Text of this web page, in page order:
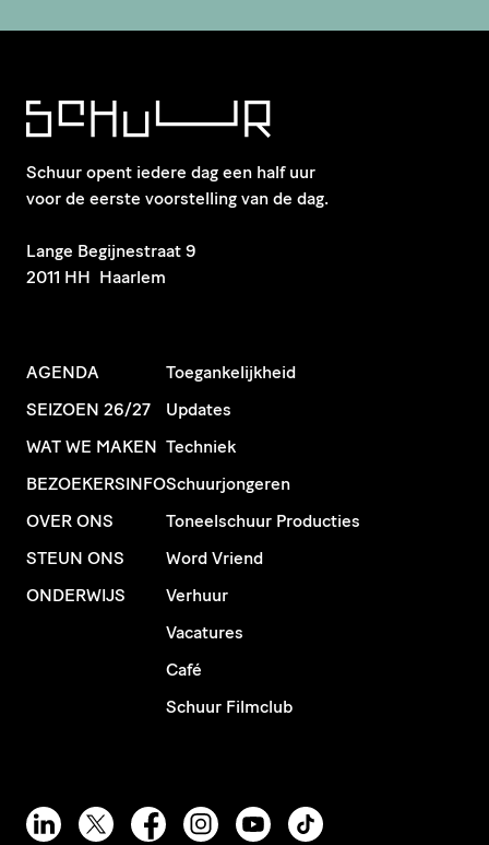
Schuur opent iedere dag een half uur
voor de eerste voorstelling van de dag.
​Lange Begijnestraat 9
2011 HH Haarlem
AGENDA
SEIZOEN 26/27
WAT WE MAKEN
BEZOEKERSINFO
OVER ONS
STEUN ONS
ONDERWIJS
Toegankelijkheid
Updates
Techniek
Schuurjongeren
Toneelschuur Producties
Word Vriend
Verhuur
Vacatures
Café
Schuur Filmclub